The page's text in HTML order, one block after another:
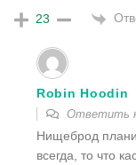
23
Robin Hoodin
Ответить
Нищеброд
всегда, то что